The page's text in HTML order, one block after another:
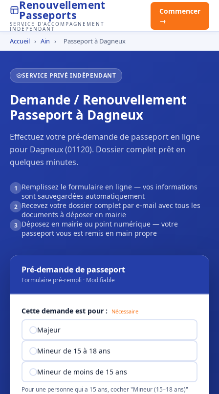
Renouvellement
Passeports
SERVICE D'ACCOMPAGNEMENT
INDÉPENDANT
Commencer
→
Accueil › Ain › Passeport à Dagneux
SERVICE PRIVÉ INDÉPENDANT
Demande / Renouvellement
Passeport à Dagneux
Effectuez votre pré-demande de passeport en ligne
pour Dagneux (01120). Dossier complet prêt en
quelques minutes.
1
Remplissez le formulaire en ligne — vos informations
sont sauvegardées automatiquement
2 Recevez votre dossier complet par e-mail avec tous les
documents à déposer en mairie
3 Déposez en mairie ou point numérique — votre
passeport vous est remis en main propre
Pré-demande de passeport
Formulaire pré-rempli · Modifiable
Cette demande est pour : Nécessaire
Majeur
Mineur de 15 à 18 ans
Mineur de moins de 15 ans
Pour une personne qui a 15 ans, cocher "Mineur (15–18 ans)"